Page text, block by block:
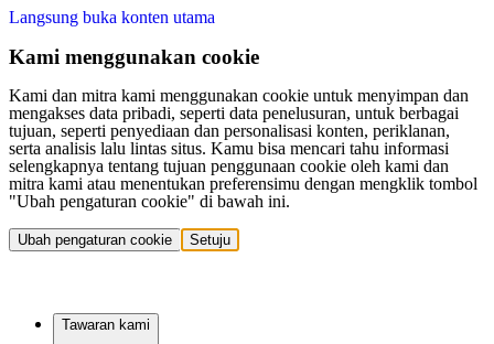
Langsung buka konten utama
Kami menggunakan cookie
Kami dan mitra kami menggunakan cookie untuk menyimpan dan
mengakses data pribadi, seperti data penelusuran, untuk berbagai
tujuan, seperti penyediaan dan personalisasi konten, periklanan,
serta analisis lalu lintas situs. Kamu bisa mencari tahu informasi
selengkapnya tentang tujuan penggunaan cookie oleh kami dan
mitra kami atau menentukan preferensimu dengan mengklik tombol
"Ubah pengaturan cookie" di bawah ini.
Ubah pengaturan cookie Setuju
Tawaran kami